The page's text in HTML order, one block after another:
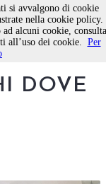
CONTE
DOVE
si avvalgono di cookie
nella cookie policy.
alcuni cookie, consulta
all’uso dei cookie. Per